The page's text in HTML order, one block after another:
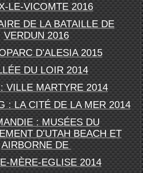
LE-VICOMTE 2016
DE LA BATAILLE DE
VERDUN 2016
D'ALESIA 2015
DU LOIR 2014
VILLE MARTYRE 2014
: LA CITÉ DE LA MER 2014
: MUSÉES DU
D'UTAH BEACH ET
AIRBORNE DE
MÈRE-EGLISE 2014